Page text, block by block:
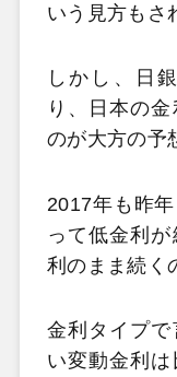
いう見方もさ
しかし、日
り、日本の
のが大方の予
2017年も昨
って低金利
利のまま続く
金利タイプ
い変動金利